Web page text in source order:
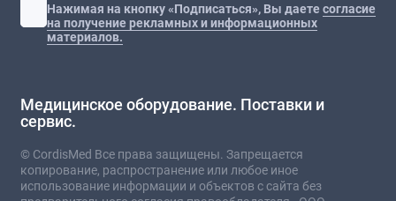
Нажимая на кнопку «Подписаться», Вы даетесогласие
на получение рекламных и информационных
материалов.
Медицинское оборудование. Поставки и
сервис.
© CordisMed Все права защищены. Запрещается
копирование, распространение или любое иное
использование информации и объектов с сайта без